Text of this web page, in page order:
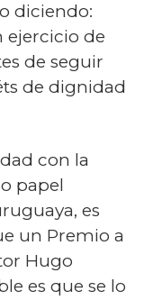
diciendo:
ejercicio de
de seguir
de dignidad
con la
papel
es
un Premio a
Hugo
es que se lo